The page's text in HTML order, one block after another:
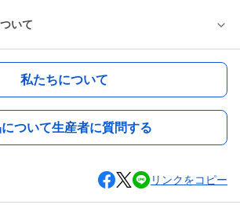
いて
私たちについて
ついて生産者に質問する
リンクをコピー